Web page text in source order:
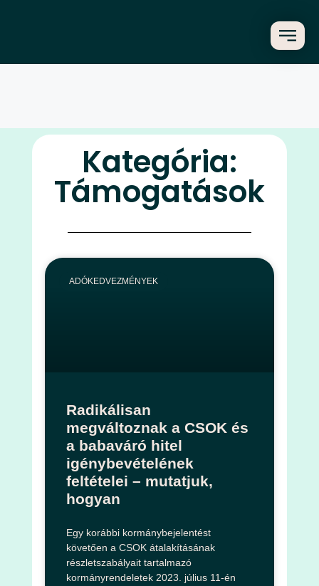
Kategória:
Támogatások
ADÓKEDVEZMÉNYEK
Radikálisan
megváltoznak a CSOK és
a babaváró hitel
igénybevételének
feltételei – mutatjuk,
hogyan
Egy korábbi kormánybejelentést
követően a CSOK átalakításának
részletszabályait tartalmazó
kormányrendeletek 2023. július 11-én